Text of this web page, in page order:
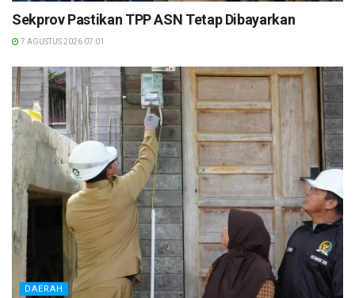
Sekprov Pastikan TPP ASN Tetap Dibayarkan
7 AGUSTUS 2026 07:01
DAERAH